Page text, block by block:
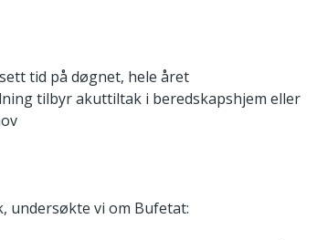
tid på døgnet, hele året
tilbyr akuttiltak i beredskapshjem eller
undersøkte vi om Bufetat: